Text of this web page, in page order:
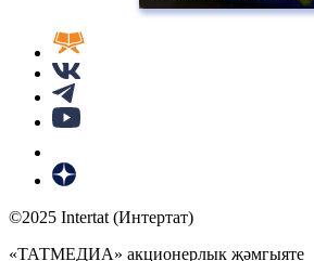
©2025 Intertat (Интертат)
«ТАТМЕДИА» акционерлык җәмгыяте